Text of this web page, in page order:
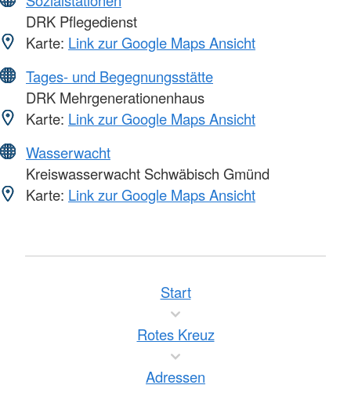
DRK Pflegedienst
Karte: Link zur Google Maps Ansicht
Tages- und Begegnungsstätte
DRK Mehrgenerationenhaus
Karte: Link zur Google Maps Ansicht
Wasserwacht
Kreiswasserwacht Schwäbisch Gmünd
Karte: Link zur Google Maps Ansicht
Start
Rotes Kreuz
Adressen